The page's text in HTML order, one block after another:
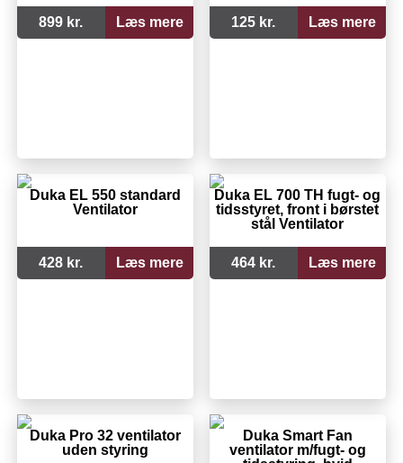
899 kr. Læs mere 125 kr. Læs mere
Duka EL 550 standard
Ventilator
428 kr. Læs mere
Duka EL 700 TH fugt- og
tidsstyret, front i børstet
stål Ventilator
464 kr. Læs mere
Duka Pro 32 ventilator
uden styring
Duka Smart Fan
ventilator m/fugt- og